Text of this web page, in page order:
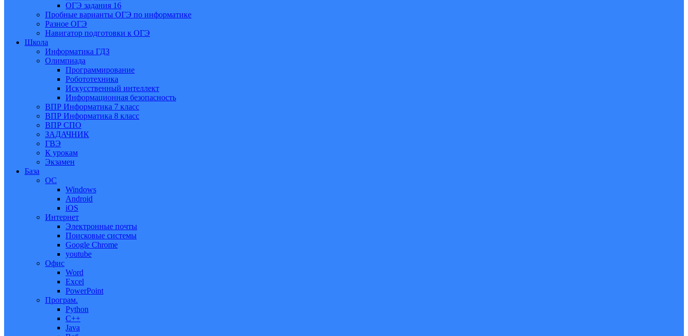
ОГЭ задания 16
Пробные варианты ОГЭ по информатике
Разное ОГЭ
Навигатор подготовки к ОГЭ
Школа
Информатика ГДЗ
Олимпиада
Программирование
Робототехника
Искусственный интеллект
Информационная безопасность
ВПР Информатика 7 класс
ВПР Информатика 8 класс
ВПР СПО
ЗАДАЧНИК
ГВЭ
К урокам
Экзамен
База
ОС
Windows
Android
iOS
Интернет
Электронные почты
Поисковые системы
Google Chrome
youtube
Офис
Word
Excel
PowerPoint
Програм.
Python
C++
Java